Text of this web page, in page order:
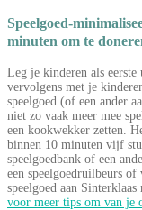
Speelgoed-
minuten om te
Leg je kinderen als
vervolgens met je
speelgoed (of een ander
niet zo vaak meer mee
een kookwekker zetten.
binnen 10 minuten vijf
speelgoedbank of een
een speelgoedruilbeurs
speelgoed aan
voor meer tips om van je